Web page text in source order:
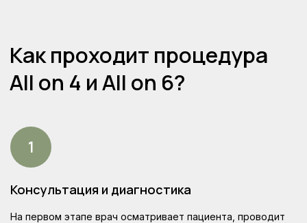
Консультация и диагностика
На первом этапе врач осматривает пациента, проводит